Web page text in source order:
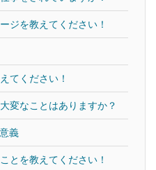
ジを教えてください！
てください！
変なことはありますか？
義
とを教えてください！